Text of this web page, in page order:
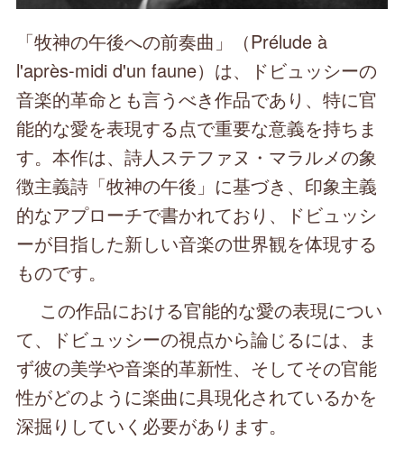
「牧神の午後への前奏曲」（Prélude à
l'après-midi d'un faune）は、ドビュッシーの
音楽的革命とも言うべき作品であり、特に官
能的な愛を表現する点で重要な意義を持ちま
す。本作は、詩人ステファヌ・マラルメの象
徴主義詩「牧神の午後」に基づき、印象主義
的なアプローチで書かれており、ドビュッシ
ーが目指した新しい音楽の世界観を体現する
ものです。
この作品における官能的な愛の表現につい
て、ドビュッシーの視点から論じるには、ま
ず彼の美学や音楽的革新性、そしてその官能
性がどのように楽曲に具現化されているかを
深掘りしていく必要があります。